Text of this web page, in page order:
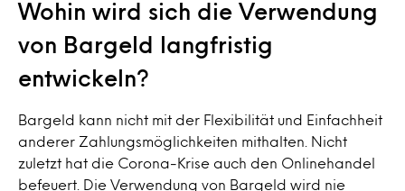
Wohin wird sich die Verwendung
von Bargeld langfristig
entwickeln?
Bargeld kann nicht mit der Flexibilität und Einfachheit
anderer Zahlungsmöglichkeiten mithalten. Nicht
zuletzt hat die Corona-Krise auch den Onlinehandel
befeuert. Die Verwendung von Bargeld wird nie